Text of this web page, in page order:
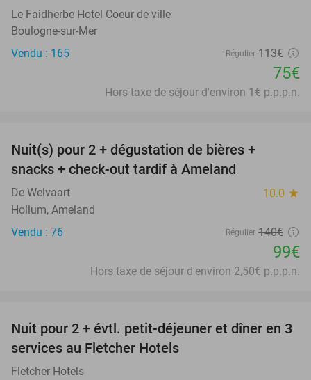
Le Faidherbe Hotel Coeur de ville
Boulogne-sur-Mer
Vendu : 165
Régulier 113€
75€
Hors taxe de séjour d'environ 1€ p.p.p.n.
Nuit(s) pour 2 + dégustation de bières +
snacks + check-out tardif à Ameland
De Welvaart 10.0 star
Hollum, Ameland
Vendu : 76
Régulier 140€
99€
Hors taxe de séjour d'environ 2,50€ p.p.p.n.
Nuit pour 2 + évtl. petit-déjeuner et dîner en 3
services au Fletcher Hotels
Fletcher Hotels